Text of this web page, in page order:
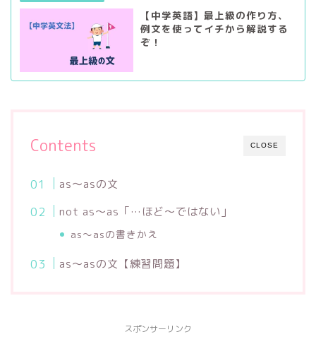
【中学英語】最上級の作り方、
例文を使ってイチから解説する
ぞ！
CLOSE
Contents
as～asの文
not as～as「…ほど～ではない」
as～asの書きかえ
as～asの文【練習問題】
スポンサーリンク